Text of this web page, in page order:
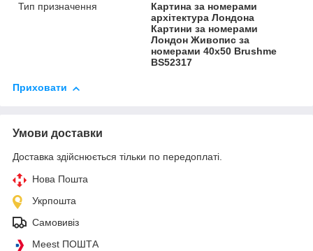
Тип призначення
Картина за номерами
архітектура Лондона
Картини за номерами
Лондон Живопис за
номерами 40х50 Brushme
BS52317
Приховати
Умови доставки
Доставка здійснюється тільки по передоплаті.
Нова Пошта
Укрпошта
Самовивіз
Meest ПОШТА